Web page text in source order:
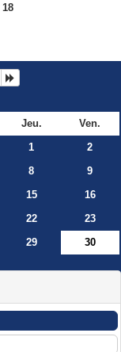
18
Jeu.
Ven.
1
2
8
9
15
16
22
23
29 30